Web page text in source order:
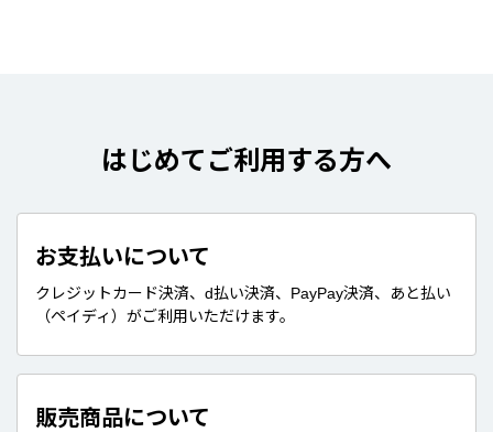
はじめてご利用する方へ
お支払いについて
クレジットカード決済、d払い決済、PayPay決済、あと払い
（ペイディ）がご利用いただけます。
販売商品について